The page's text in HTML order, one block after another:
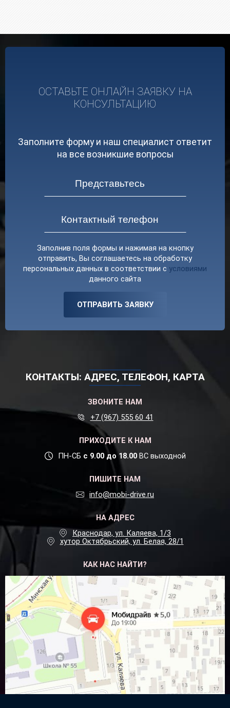
КОНТАКТЫ: АДРЕС, ТЕЛЕФОН, КАРТА
ЗВОНИТЕ НАМ
+7 (967) 555 60 41
ПРИХОДИТЕ К НАМ
ПН-СБ с 9.00 до 18.00 ВС выходной
ПИШИТЕ НАМ
info@mobi-drive.ru
НА АДРЕС
Краснодар, ул. Каляева, 1/3
хутор Октябрьский, ул. Белая, 28/1
КАК НАС НАЙТИ?
Посмотреть наЯндекс.Картах
ОСТАВЬТЕ ОНЛАЙН ЗАЯВКУ НА
КОНСУЛЬТАЦИЮ
Заполните форму и наш специалист ответит
на все возникшие вопросы
Заполнив поля формы и нажимая на кнопку
отправить, Вы соглашаетесь на обработку
персональных данных в соответствии с условиями
данного сайта
ОТПРАВИТЬ ЗАЯВКУ